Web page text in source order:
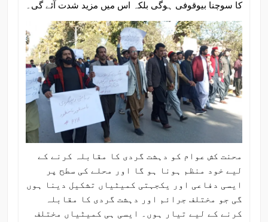
کا سوچنا بیوقوفی ہوگی بلکہ اس میں مزید شدت آئے گی۔
محنت کش عوام کو دہشت گردی کا مقابلہ کرنے کے
لیے خود منظم ہونا ہو گا اور محلے کی سطح پر
ایسی دفاعی اور یکجہتی کمیٹیاں تشکیل دینا ہوں
گی جو مختلف جرائم اور دہشت گردی کا مقابلہ
کرنے کے لیے تیار ہوں۔ ایسی ہی کمیٹیاں مختلف